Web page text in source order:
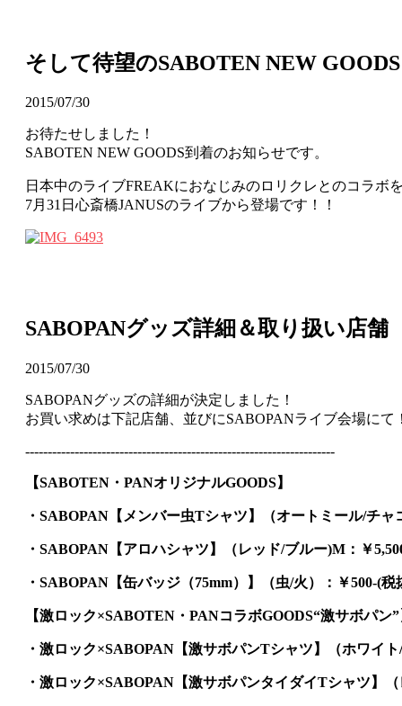
そして待望のSABOTEN NEW
2015/07/30
お待たせしました！
SABOTEN NEW GOODS到着のお知らせです。
日本中のライブFREAKにおなじみのロリクレとのコラボ
7月31日心斎橋JANUSのライブから登場です！！
SABOPANグッズ詳細＆取り扱い店舗
2015/07/30
SABOPANグッズの詳細が決定しました！
お買い求めは下記店舗、並びにSABOPANライブ会場にて
---------------------------------------------------------------------
【SABOTEN・PANオリジナルGOODS】
・SABOPAN【メンバー虫Tシャツ】（オートミール/チャ
・SABOPAN【アロハシャツ】（レッド/ブルー)M：￥
・SABOPAN【缶バッジ（75mm）】（虫/火）：￥500-(税
【激ロック×SABOTEN・PANコラボGOODS“激サボパン
・激ロック×SABOPAN【激サボパンTシャツ】（ホワイ
・激ロック×SABOPAN【激サボパンタイダイTシャツ】